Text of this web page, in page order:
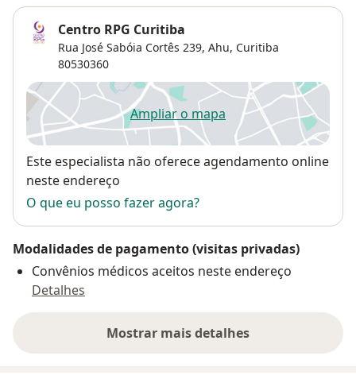
Centro RPG Curitiba
Rua José Sabóia Cortês 239, Ahu, Curitiba
80530360
Ampliar o mapaabre num novo separador
Disponibilidade
Este especialista não oferece agendamento online
neste endereço
O que eu posso fazer agora?
Modalidades de pagamento (visitas privadas)
Convênios médicos aceitos neste endereço
Detalhes
Mostrar mais detalhes
sobre o endereço